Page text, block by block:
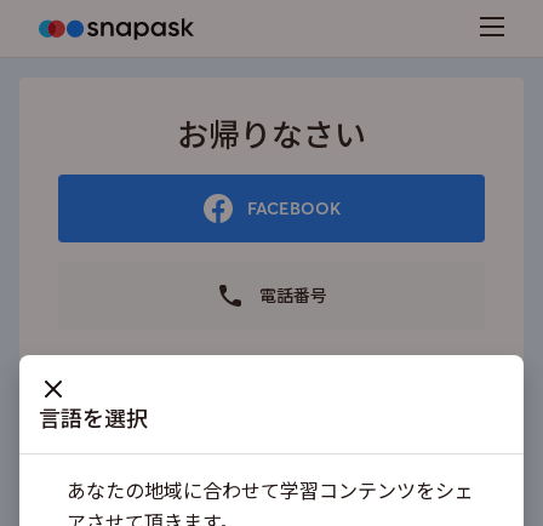
言語を選択
あなたの地域に合わせて学習コンテンツをシェ
お帰りなさい
FACEBOOK
電話番号
メールアドレスまたはユーザーネーム